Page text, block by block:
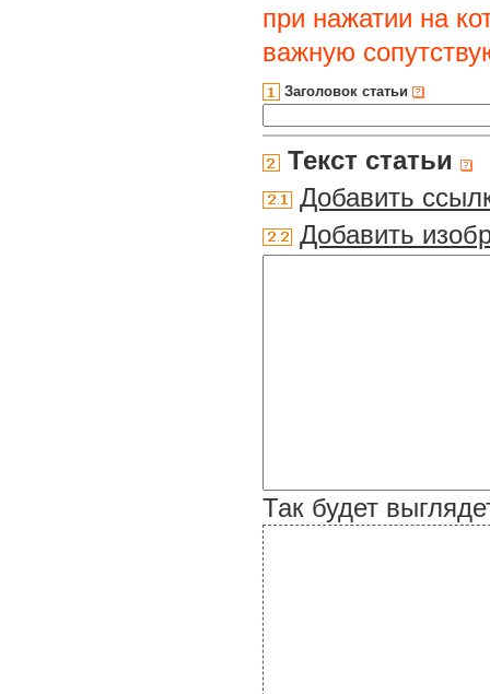
при нажатии на
важную
Заголовок статьи
Текст статьи
Добавить
Добавить
Так будет